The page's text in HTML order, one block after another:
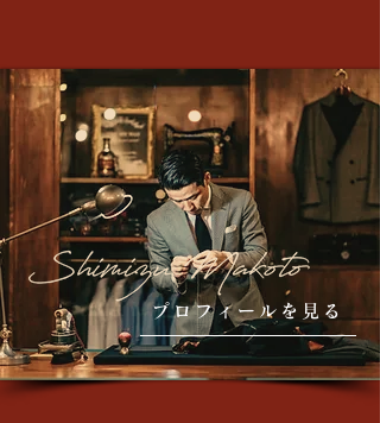
プロフィールを見る